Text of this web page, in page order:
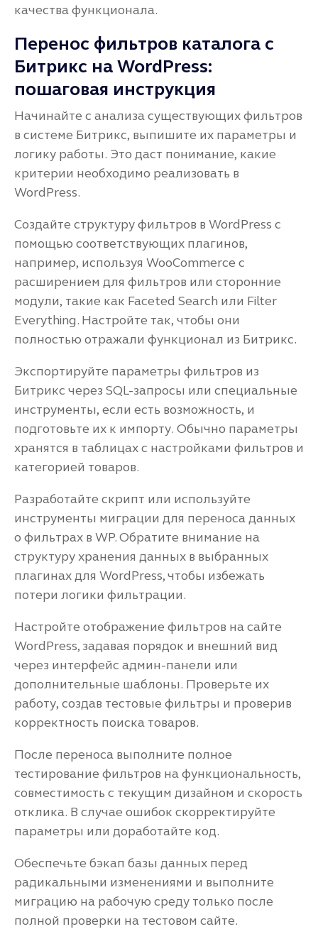
качества функционала.
Перенос фильтров каталога с
Битрикс на WordPress:
пошаговая инструкция
Начинайте с анализа существующих фильтров
в системе Битрикс, выпишите их параметры и
логику работы. Это даст понимание, какие
критерии необходимо реализовать в
WordPress.
Создайте структуру фильтров в WordPress с
помощью соответствующих плагинов,
например, используя WooCommerce с
расширением для фильтров или сторонние
модули, такие как Faceted Search или Filter
Everything. Настройте так, чтобы они
полностью отражали функционал из Битрикс.
Экспортируйте параметры фильтров из
Битрикс через SQL-запросы или специальные
инструменты, если есть возможность, и
подготовьте их к импорту. Обычно параметры
хранятся в таблицах с настройками фильтров и
категорией товаров.
Разработайте скрипт или используйте
инструменты миграции для переноса данных
о фильтрах в WP. Обратите внимание на
структуру хранения данных в выбранных
плагинах для WordPress, чтобы избежать
потери логики фильтрации.
Настройте отображение фильтров на сайте
WordPress, задавая порядок и внешний вид
через интерфейс админ-панели или
дополнительные шаблоны. Проверьте их
работу, создав тестовые фильтры и проверив
корректность поиска товаров.
После переноса выполните полное
тестирование фильтров на функциональность,
совместимость с текущим дизайном и скорость
отклика. В случае ошибок скорректируйте
параметры или доработайте код.
Обеспечьте бэкап базы данных перед
радикальными изменениями и выполните
миграцию на рабочую среду только после
полной проверки на тестовом сайте.